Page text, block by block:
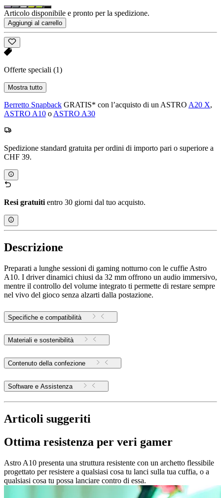
Articolo disponibile e pronto per la spedizione.
Aggiungi al carrello
Offerte speciali (1)
Mostra tutto
Berretto Snapback GRATIS* con l’acquisto di un ASTRO A20 X,
ASTRO A10 o ASTRO A30
Spedizione standard gratuita per ordini di importo pari o superiore a
CHF 39.
Resi gratuitientro 30 giorni dal tuo acquisto.
Descrizione
Preparati a lunghe sessioni di gaming notturno con le cuffie Astro
A10. I driver dinamici chiusi da 32 mm offrono un audio immersivo,
mentre il controllo del volume integrato ti permette di restare sempre
nel vivo del gioco senza alzarti dalla postazione.
Specifiche e compatibilità
Materiali e sostenibilità
Contenuto della confezione
Software e Assistenza
Articoli suggeriti
Ottima resistenza per veri gamer
Astro A10 presenta una struttura resistente con un archetto flessibile
progettato per resistere a qualsiasi cosa tu lanci sulla tua cuffia, o a
qualsiasi cosa tu possa lanciare contro di essa.